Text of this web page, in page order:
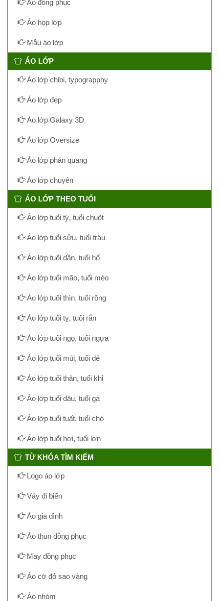
Áo đồng phục
Áo họp lớp
Mẫu áo lớp
ÁO LỚP
Áo lớp chibi, typograpphy
Áo lớp đẹp
Áo lớp Galaxy 3D
Áo lớp Oversize
Áo lớp phản quang
Áo lớp chuyên
ÁO LỚP THEO TUỔI
Áo lớp tuổi tý, tuổi chuột
Áo lớp tuổi sửu, tuổi trâu
Áo lớp tuổi dần, tuổi hổ
Áo lớp tuổi mão, tuổi mèo
Áo lớp tuổi thìn, tuổi rồng
Áo lớp tuổi tỵ, tuổi rắn
Áo lớp tuổi ngọ, tuổi ngựa
Áo lớp tuổi mùi, tuổi dê
Áo lớp tuổi thân, tuổi khỉ
Áo lớp tuổi dậu, tuổi gà
Áo lớp tuổi tuất, tuổi chó
Áo lớp tuổi hợi, tuổi lợn
TỪ KHÓA TÌM KIẾM
Logo áo lớp
Váy đi biển
Áo gia đình
Áo thun đồng phục
May đồng phục
Áo cờ đỏ sao vàng
Áo nhóm